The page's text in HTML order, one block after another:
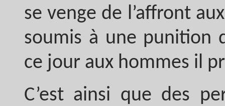
se venge de l’affront
soumis à une punition
ce jour aux hommes il
C’est ainsi que des